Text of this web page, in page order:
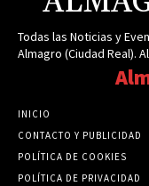
Todas las Noticias y
Almagro (Ciudad Real).
INICIO
CONTACTO Y PUBLICIDAD
POLÍTICA DE COOKIES
POLÍTICA DE PRIVACIDAD